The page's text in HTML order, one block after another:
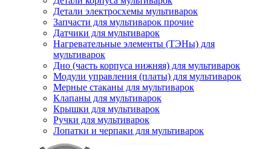
Детали электросхемы мультиварок
Запчасти для мультиварок прочие
Датчики для мультиварок
Нагревательные элементы (ТЭНы) для
мультиварок
Дно (часть корпуса нижняя) для мультиварок
Модули управления (платы) для мультиварок
Мерные стаканы для мультиварок
Клапаны для мультиварок
Крышки для мультиварок
Ручки для мультиварок
Лопатки и черпаки для мультиварок